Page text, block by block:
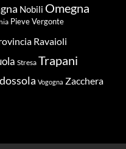
Nobili Omegna
Pieve Vergonte
Ravaioli
Stresa Trapani
Vogogna Zacchera